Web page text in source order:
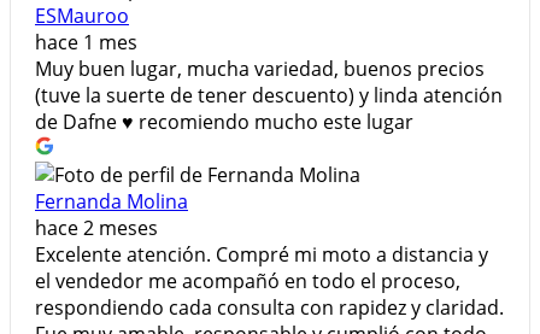
ESMauroo
hace 1 mes
Muy buen lugar, mucha variedad, buenos precios
(tuve la suerte de tener descuento) y linda atención
de Dafne ♥️ recomiendo mucho este lugar
Fernanda Molina
hace 2 meses
Excelente atención. Compré mi moto a distancia y
el vendedor me acompañó en todo el proceso,
respondiendo cada consulta con rapidez y claridad.